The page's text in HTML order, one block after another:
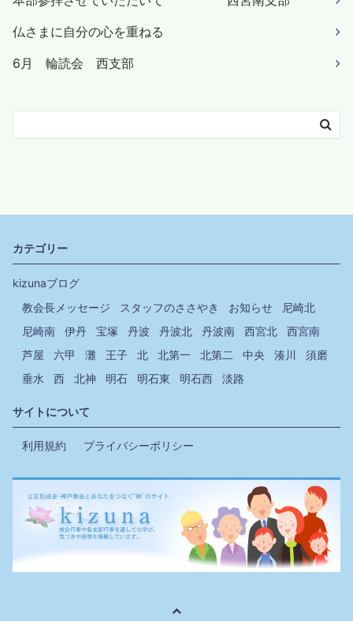
仏さまに自分の心を重ねる
6月 輪読会 西支部
カテゴリー
kizunaブログ
教会長メッセージ
スタッフのささやき お知らせ
尼崎北
尼崎南
伊丹 宝塚 丹波 丹波北 丹波南 西宮北
西宮南
芦屋
六甲 灘 王子 北 北第一 北第二 中央 湊川
須磨
垂水
西 北神 明石 明石東 明石西 淡路
サイトについて
利用規約 プライバシーポリシー